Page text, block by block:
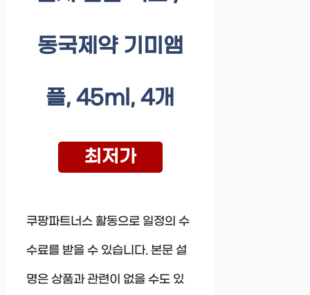
동국제약 기미앰
플, 45ml, 4개
최저가
쿠팡파트너스 활동으로 일정의 수
수료를 받을 수 있습니다. 본문 설
명은 상품과 관련이 없을 수도 있